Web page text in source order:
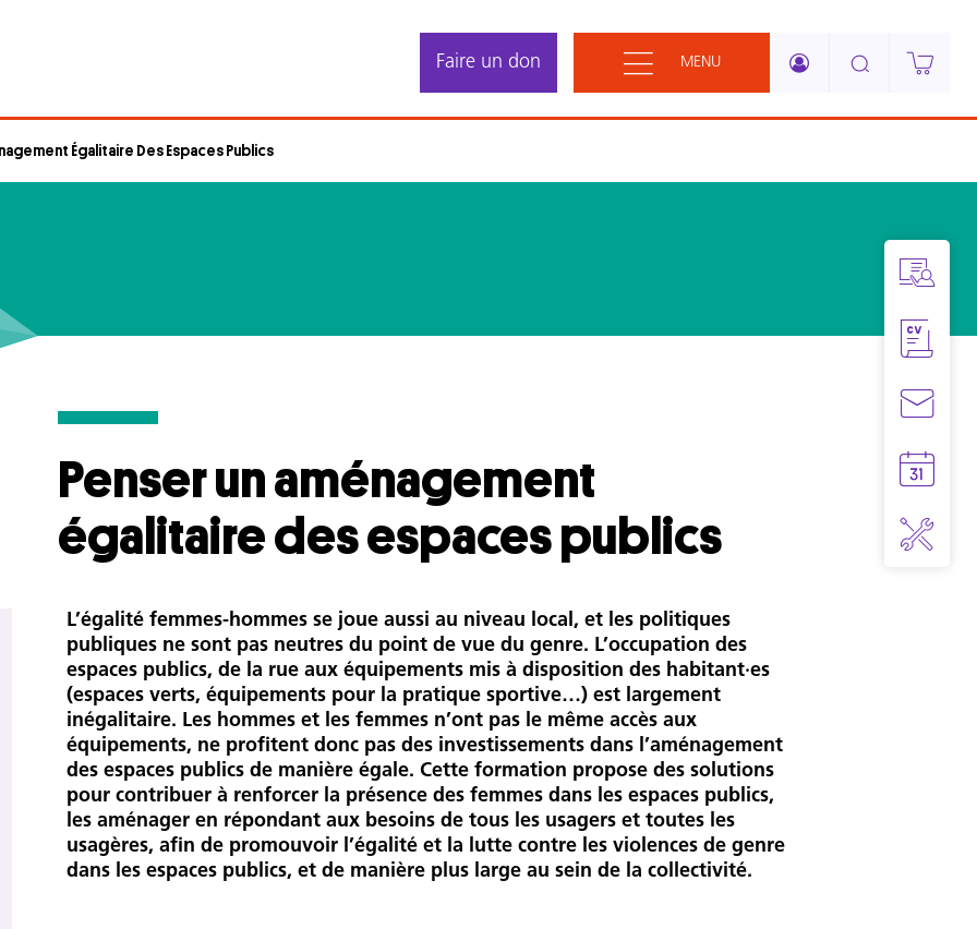
Faire un don MENU
Égalitaire Des Espaces Publics
Penser un aménagement
égalitaire des espaces publics
L’égalité femmes-hommes se joue aussi au niveau local, et les politiques
publiques ne sont pas neutres du point de vue du genre. L’occupation des
espaces publics, de la rue aux équipements mis à disposition des habitant·es
(espaces verts, équipements pour la pratique sportive…) est largement
inégalitaire. Les hommes et les femmes n’ont pas le même accès aux
équipements, ne profitent donc pas des investissements dans l’aménagement
des espaces publics de manière égale. Cette formation propose des solutions
pour contribuer à renforcer la présence des femmes dans les espaces publics,
les aménager en répondant aux besoins de tous les usagers et toutes les
usagères, afin de promouvoir l’égalité et la lutte contre les violences de genre
dans les espaces publics, et de manière plus large au sein de la collectivité.